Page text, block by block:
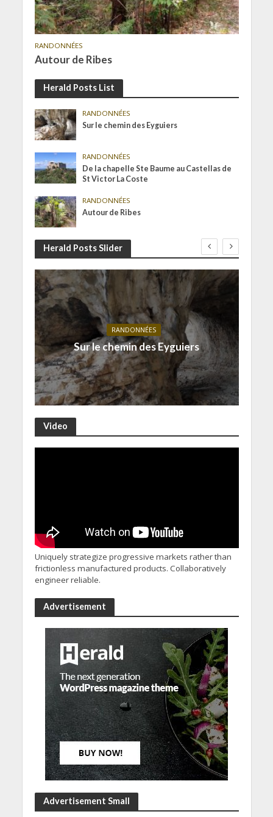
RANDONNÉES
Autour de Ribes
Herald Posts List
RANDONNÉES
Sur le chemin des Eyguiers
RANDONNÉES
De la chapelle Ste Baume au Castellas de
St Victor La Coste
RANDONNÉES
Autour de Ribes
Herald Posts Slider
RANDONNÉES
Sur le chemin des Eyguiers
Video
Uniquely strategize progressive markets rather than
frictionless manufactured products. Collaboratively
engineer reliable.
Advertisement
Advertisement Small